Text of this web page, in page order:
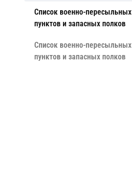
Cписок военно-пересыльных
пунктов и запасных полков
Cписок военно-пересыльных
пунктов и запасных полков